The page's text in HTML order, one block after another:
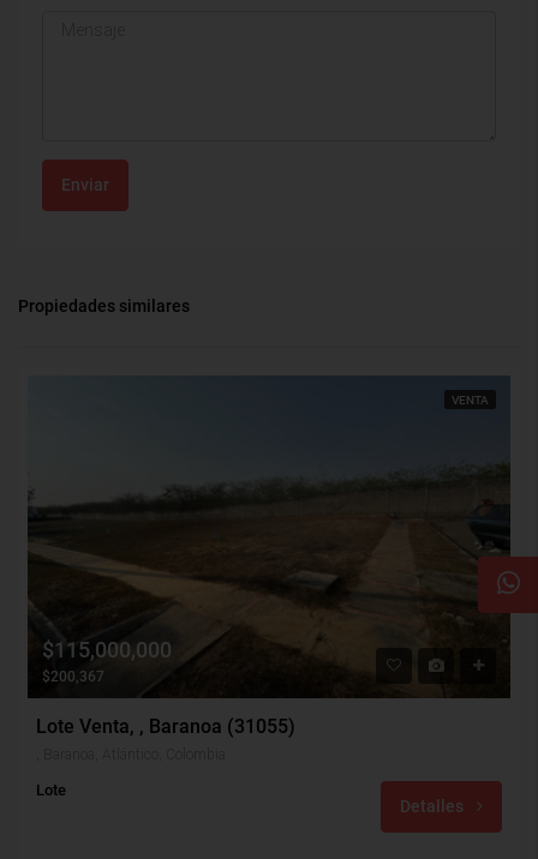
Enviar
Propiedades similares
VENTA
$115,000,000
$200,367
Lote Venta, , Baranoa (31055)
Lote
Detalles